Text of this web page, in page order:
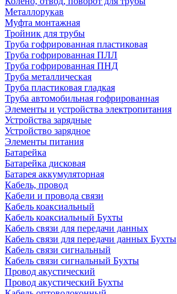
Металлорукав
Муфта монтажная
Тройник для трубы
Труба гофрированная пластиковая
Труба гофрированная ПЛЛ
Труба гофрированная ПНД
Труба металлическая
Труба пластиковая гладкая
Труба автомобильная гофрированная
Элементы и устройства электропитания
Устройства зарядные
Устройство зарядное
Элементы питания
Батарейка
Батарейка дисковая
Батарея аккумуляторная
Кабель, провод
Кабели и провода связи
Кабель коаксиальный
Кабель коаксиальный Бухты
Кабель связи для передачи данных
Кабель связи для передачи данных Бухты
Кабель связи сигнальный
Кабель связи сигнальный Бухты
Провод акустический
Провод акустический Бухты